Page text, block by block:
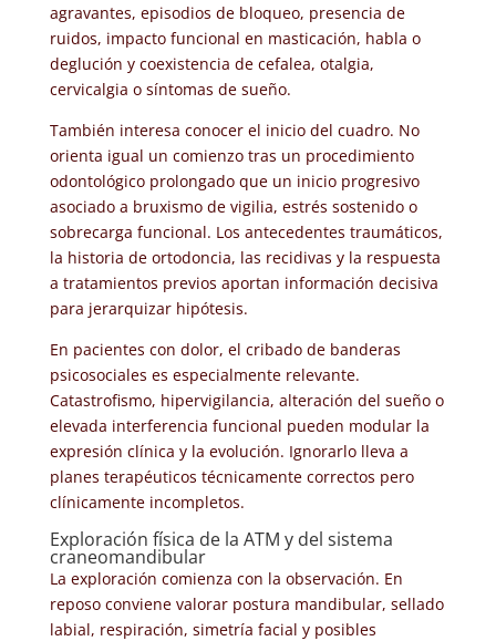
agravantes, episodios de bloqueo, presencia de
ruidos, impacto funcional en masticación, habla o
deglución y coexistencia de cefalea, otalgia,
cervicalgia o síntomas de sueño.
También interesa conocer el inicio del cuadro. No
orienta igual un comienzo tras un procedimiento
odontológico prolongado que un inicio progresivo
asociado a bruxismo de vigilia, estrés sostenido o
sobrecarga funcional. Los antecedentes traumáticos,
la historia de ortodoncia, las recidivas y la respuesta
a tratamientos previos aportan información decisiva
para jerarquizar hipótesis.
En pacientes con dolor, el cribado de banderas
psicosociales es especialmente relevante.
Catastrofismo, hipervigilancia, alteración del sueño o
elevada interferencia funcional pueden modular la
expresión clínica y la evolución. Ignorarlo lleva a
planes terapéuticos técnicamente correctos pero
clínicamente incompletos.
Exploración física de la ATM y del sistema
craneomandibular
La exploración comienza con la observación. En
reposo conviene valorar postura mandibular, sellado
labial, respiración, simetría facial y posibles